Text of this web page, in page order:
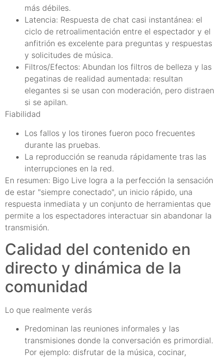
más débiles.
Latencia: Respuesta de chat casi instantánea: el
ciclo de retroalimentación entre el espectador y el
anfitrión es excelente para preguntas y respuestas
y solicitudes de música.
Filtros/Efectos: Abundan los filtros de belleza y las
pegatinas de realidad aumentada: resultan
elegantes si se usan con moderación, pero distraen
si se apilan.
Fiabilidad
Los fallos y los tirones fueron poco frecuentes
durante las pruebas.
La reproducción se reanuda rápidamente tras las
interrupciones en la red.
En resumen: Bigo Live logra a la perfección la sensación
de estar "siempre conectado", un inicio rápido, una
respuesta inmediata y un conjunto de herramientas que
permite a los espectadores interactuar sin abandonar la
transmisión.
Calidad del contenido en
directo y dinámica de la
comunidad
Lo que realmente verás
Predominan las reuniones informales y las
transmisiones donde la conversación es primordial.
Por ejemplo: disfrutar de la música, cocinar,